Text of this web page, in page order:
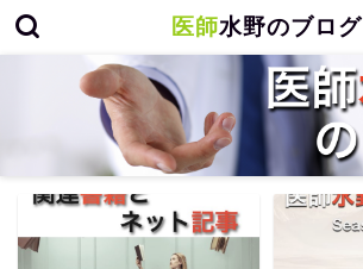
医師水野のブログ